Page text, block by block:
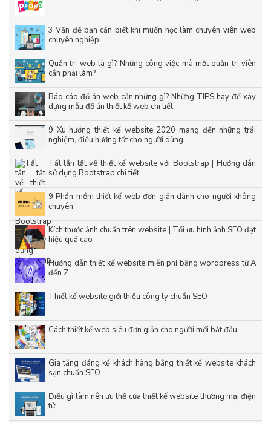
3 Vấn đề bạn cần biết khi muốn học làm chuyên viên web
chuyên nghiệp
Quản trị web là gì? Những công việc mà một quản trị viên
cần phải làm?
Báo cáo đồ án web cần những gì? Những TIPS hay để xây
dựng mẫu đồ án thiết kế web chi tiết
9 Xu hướng thiết kế website 2020 mang đến những trải
nghiệm, điều hướng tốt cho người dùng
Tất tần tật về thiết kế website với Bootstrap | Hướng dẫn
sử dụng Bootstrap chi tiết
9 Phần mềm thiết kế web đơn giản dành cho người không
chuyên
Kích thước ảnh chuẩn trên website | Tối ưu hình ảnh SEO đạt
hiệu quả cao
Hướng dẫn thiết kế website miễn phí bằng wordpress từ A
đến Z
Thiết kế website giới thiệu công ty chuẩn SEO
Cách thiết kế web siêu đơn giản cho người mới bắt đầu
Gia tăng đáng kể khách hàng bằng thiết kế website khách
sạn chuẩn SEO
Điều gì làm nên ưu thế của thiết kế website thương mại điện
tử